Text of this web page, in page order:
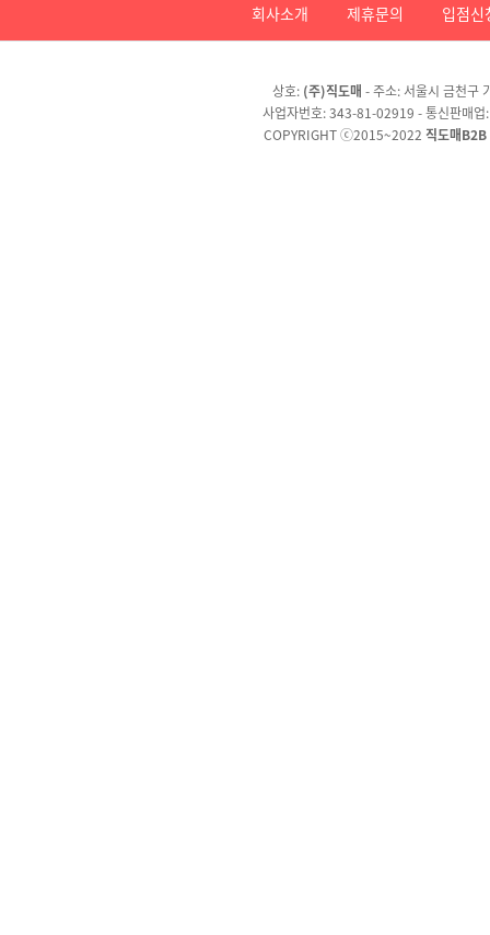
회사소개 제휴문의 입점신
상호: (주)직도매 - 주소: 서울시 금천구
사업자번호: 343-81-02919 - 통신판매
COPYRIGHT ⓒ2015~2022 직도매B2B